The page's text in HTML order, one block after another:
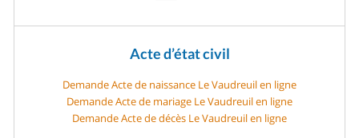
Acte d’état civil
Demande Acte de naissance Le Vaudreuil en ligne
Demande Acte de mariage Le Vaudreuil en ligne
Demande Acte de décès Le Vaudreuil en ligne